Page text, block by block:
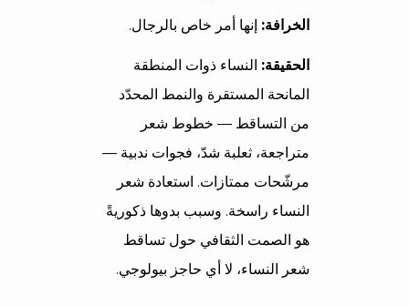
الخرافة: إنها أمر خاص بالرجال.
الحقيقة: النساء ذوات المنطقة
المانحة المستقرة والنمط المحدّد
من التساقط — خطوط شعر
متراجعة، ثعلبة شدّ، فجوات ندبية —
مرشّحات ممتازات. استعادة شعر
النساء راسخة. وسبب بدوها ذكوريةً
هو الصمت الثقافي حول تساقط
شعر النساء، لا أي حاجز بيولوجي.